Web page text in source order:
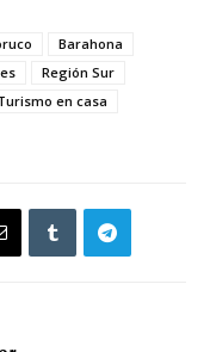
Barahona
Región Sur
en casa